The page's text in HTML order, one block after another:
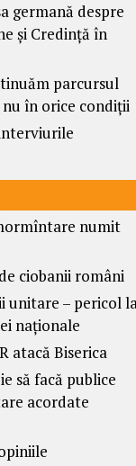
germană despre
și Credință în
parcursul
în orice condiții
numit
ciobanii români
unitare – pericol
naționale
atacă Biserica
să facă publice
acordate